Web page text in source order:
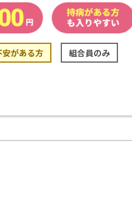
がある方 組合員のみ